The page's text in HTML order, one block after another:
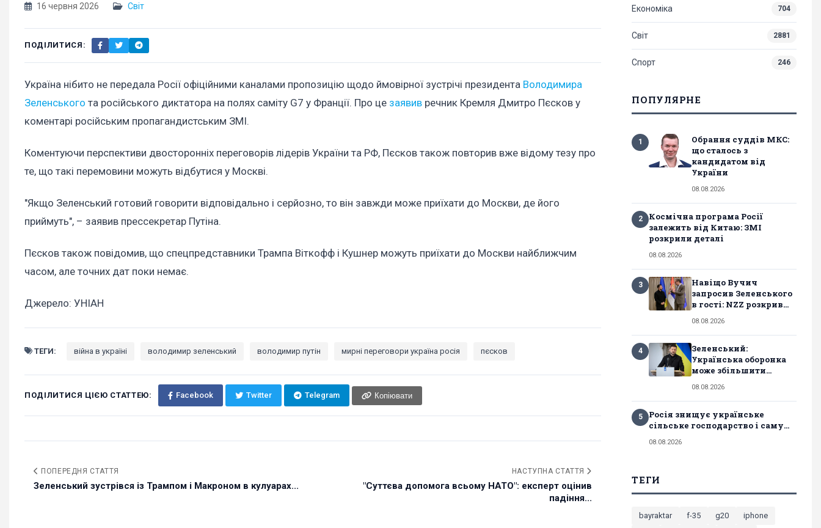
16 червня 2026 Світ
ПОДІЛИТИСЯ:
Україна нібито не передала Росії офіційними каналами пропозицію щодо ймовірної зустрічі президента Володимира
Зеленського та російського диктатора на полях саміту G7 у Франції. Про це заявив речник Кремля Дмитро Пєсков у
коментарі російським пропагандистським ЗМІ.
Коментуючи перспективи двосторонніх переговорів лідерів України та РФ, Пєсков також повторив вже відому тезу про
те, що такі перемовини можуть відбутися у Москві.
"Якщо Зеленський готовий говорити відповідально і серйозно, то він завжди може приїхати до Москви, де його
приймуть", – заявив прессекретар Путіна.
Пєсков також повідомив, що спецпредставники Трампа Віткофф і Кушнер можуть приїхати до Москви найближчим
часом, але точних дат поки немає.
Джерело: УНІАН
ТЕГИ: війна в україні володимир зеленський володимир путін мирні переговори україна росія пєсков
ПОДІЛИТИСЯ ЦІЄЮ СТАТТЕЮ: Facebook Twitter Telegram Копіювати
ПОПЕРЕДНЯ СТАТТЯ
Зеленський зустрівся із Трампом і Макроном в кулуарах...
НАСТУПНА СТАТТЯ
"Суттєва допомога всьому НАТО": експерт оцінив
падіння...
Економіка 704
Світ 2881
Спорт 246
ПОПУЛЯРНЕ
1
Обрання суддів МКС:
що сталось з
кандидатом від
України
08.08.2026
2
Космічна програма Росії
залежить від Китаю: ЗМІ
розкрили деталі
08.08.2026
3
Навіщо Вучич
запросив Зеленського
в гості: NZZ розкрив...
08.08.2026
4
Зеленський:
Українська оборонка
може збільшити...
08.08.2026
5
Росія знищує українське
сільське господарство і саму...
08.08.2026
ТЕГИ
bayraktar f-35 g20
iphone